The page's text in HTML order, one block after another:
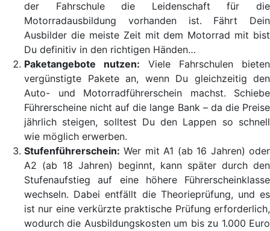
der Fahrschule die Leidenschaft für die
Motorradausbildung vorhanden ist. Fährt Dein
Ausbilder die meiste Zeit mit dem Motorrad mit bist
Du definitiv in den richtigen Händen…
Paketangebote nutzen: Viele Fahrschulen bieten
vergünstigte Pakete an, wenn Du gleichzeitig den
Auto- und Motorradführerschein machst. Schiebe
Führerscheine nicht auf die lange Bank – da die Preise
jährlich steigen, solltest Du den Lappen so schnell
wie möglich erwerben.
Stufenführerschein: Wer mit A1 (ab 16 Jahren) oder
A2 (ab 18 Jahren) beginnt, kann später durch den
Stufenaufstieg auf eine höhere Führerscheinklasse
wechseln. Dabei entfällt die Theorieprüfung, und es
ist nur eine verkürzte praktische Prüfung erforderlich,
wodurch die Ausbildungskosten um bis zu 1.000 Euro